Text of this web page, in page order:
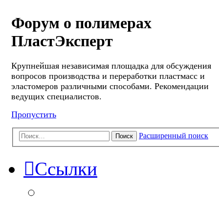
Форум о полимерах
ПластЭксперт
Крупнейшая независимая площадка для обсуждения
вопросов производства и переработки пластмасс и
эластомеров различными способами. Рекомендации
ведущих специалистов.
Пропустить
Поиск Расширенный поиск
Ссылки